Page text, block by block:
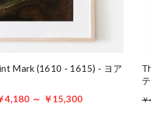
Mark (1610 - 1615) - ヨア
4,180 ～ ￥15,300
テ
￥